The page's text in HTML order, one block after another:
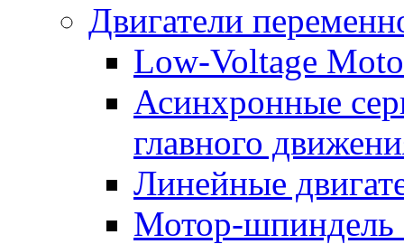
Двигатели
Low-Voltage
Асинхронные
главного
Линейные
Мотор-шпиндель